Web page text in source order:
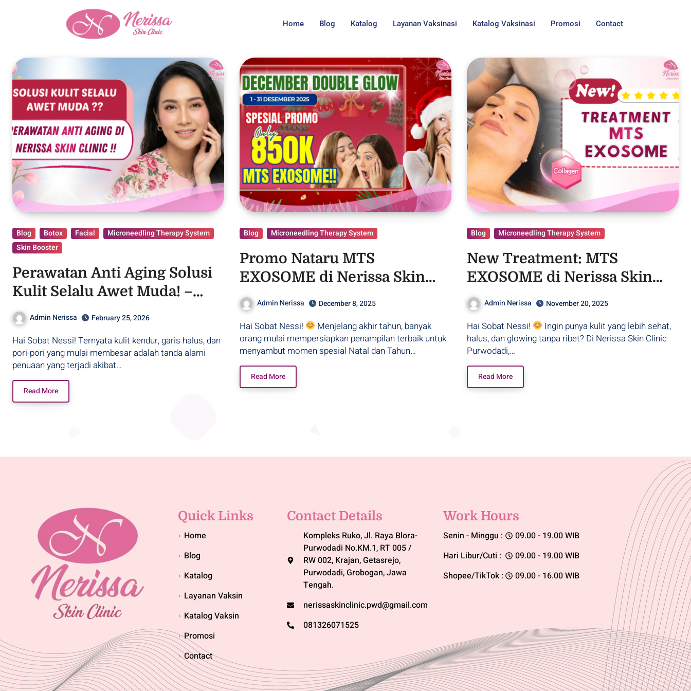
Home Blog Katalog Layanan Vaksinasi Katalog Vaksinasi Promosi Contact
Blog Botox Facial
Microneedling Therapy System
Skin Booster
Perawatan Anti Aging Solusi
Kulit Selalu Awet Muda! –
Purwodadi
Admin Nerissa February 25, 2026
Hai Sobat Nessi! Ternyata kulit kendur, garis halus, dan
pori-pori yang mulai membesar adalah tanda alami
penuaan yang terjadi akibat…
Read More
Blog Microneedling Therapy System
Promo Nataru MTS
EXOSOME di Nerissa Skin
Clinic Purwodadi !!
Admin Nerissa December 8, 2025
Hai Sobat Nessi!
Menjelang akhir tahun, banyak
orang mulai mempersiapkan penampilan terbaik untuk
menyambut momen spesial Natal dan Tahun…
Read More
Blog Microneedling Therapy System
New Treatment: MTS
EXOSOME di Nerissa Skin
Clinic Purwodadi!
Admin Nerissa November 20, 2025
Hai Sobat Nessi!
Ingin punya kulit yang lebih sehat,
halus, dan glowing tanpa ribet? Di Nerissa Skin Clinic
Purwodadi,…
Read More
Quick Links
Home
Blog
Katalog
Layanan Vaksin
Katalog Vaksin
Promosi
Contact
Contact Details
Kompleks Ruko, Jl. Raya Blora-
Purwodadi No.KM.1, RT 005 /
RW 002, Krajan, Getasrejo,
Purwodadi, Grobogan, Jawa
Tengah.
nerissaskinclinic.pwd@gmail.com
081326071525
Work Hours
Senin - Minggu :
Hari Libur/Cuti :
Shopee/TikTok :
09.00 - 19.00 WIB
09.00 - 19.00 WIB
09.00 - 16.00 WIB